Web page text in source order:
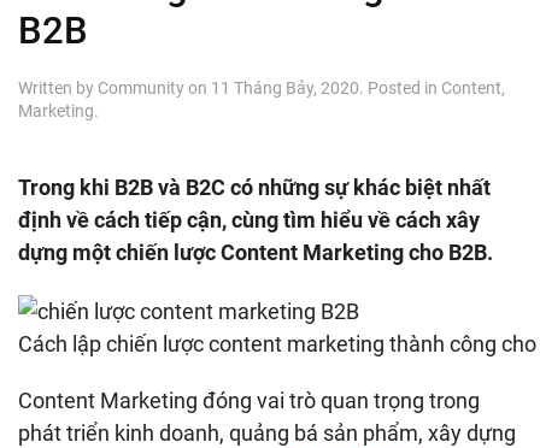
B2B
Written by Communityon 11 Tháng Bảy, 2020. Posted in Content,
Marketing.
Trong khi B2B và B2C có những sự khác biệt nhất
định về cách tiếp cận, cùng tìm hiểu về cách xây
dựng một chiến lược Content Marketing cho B2B.
Cách lập chiến lược content marketing thành công cho
Content Marketing đóng vai trò quan trọng trong
phát triển kinh doanh, quảng bá sản phẩm, xây dựng